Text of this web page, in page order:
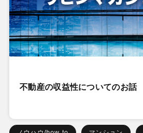
不動産の収益性についてのお話